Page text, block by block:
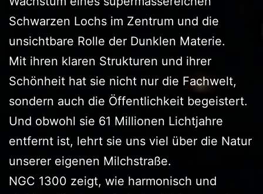
Schwarzen Lochs im Zentrum und die
unsichtbare Rolle der Dunklen Materie.
Mit ihren klaren Strukturen und ihrer
Schönheit hat sie nicht nur die Fachwelt,
sondern auch die Öffentlichkeit begeistert.
Und obwohl sie 61 Millionen Lichtjahre
entfernt ist, lehrt sie uns viel über die Natur
unserer eigenen Milchstraße.
NGC 1300 zeigt, wie harmonisch und